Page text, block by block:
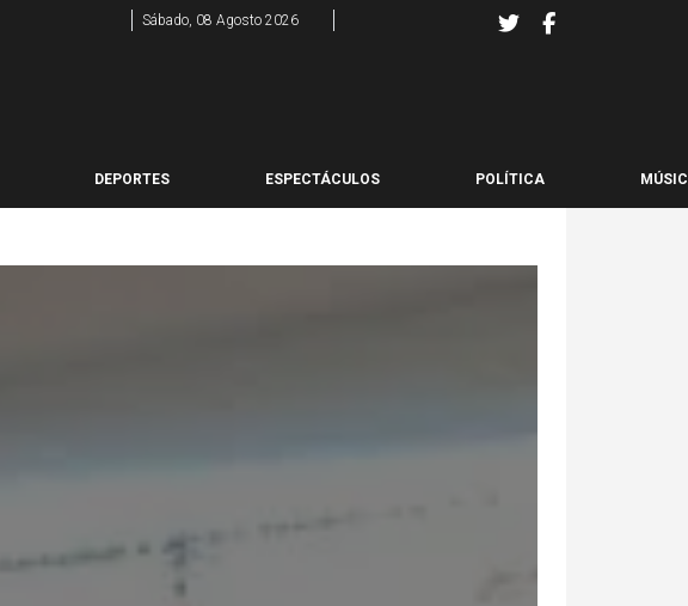
Sábado, 08 Agosto 2026
DEPORTES ESPECTÁCULOS POLÍTICA